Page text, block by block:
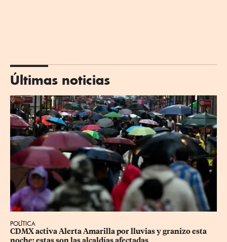
Últimas noticias
POLÍTICA
CDMX activa Alerta Amarilla por lluvias y granizo esta